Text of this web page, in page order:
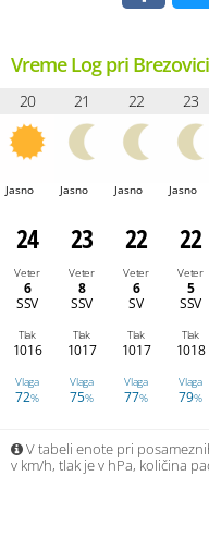
Vreme Log pri
20 21 22 23
Jasno Jasno Jasno Jasno
24 23 22 22
Veter
6
SSV
Veter
8
SSV
Veter
6
SV
Veter
5
SSV
Tlak
1016
Tlak
1017
Tlak
1017
Tlak
1018
Vlaga
72%
Vlaga
75%
Vlaga
77%
Vlaga
79%
V tabeli enote pri
v km/h, tlak je v hPa, količina